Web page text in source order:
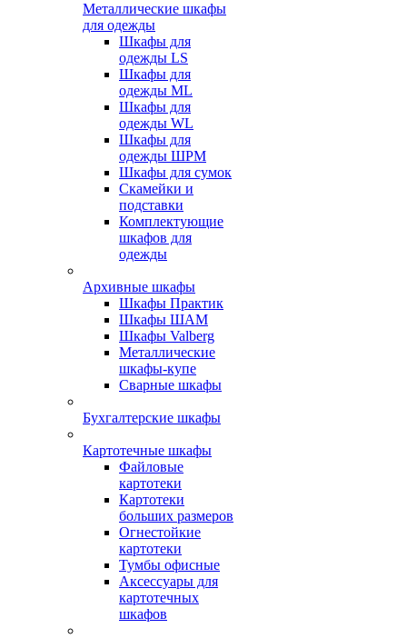
Металлические шкафы
для одежды
Шкафы для
одежды LS
Шкафы для
одежды ML
Шкафы для
одежды WL
Шкафы для
одежды ШРМ
Шкафы для сумок
Скамейки и
подставки
Комплектующие
шкафов для
одежды
Архивные шкафы
Шкафы Практик
Шкафы ШАМ
Шкафы Valberg
Металлические
шкафы-купе
Сварные шкафы
Бухгалтерские шкафы
Картотечные шкафы
Файловые
картотеки
Картотеки
больших размеров
Огнестойкие
картотеки
Тумбы офисные
Аксессуары для
картотечных
шкафов